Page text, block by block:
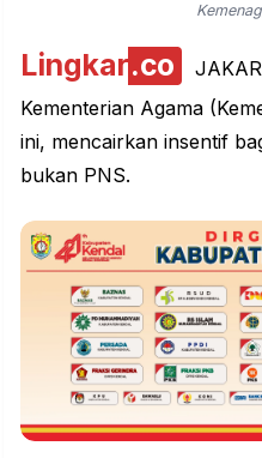
Lingkar.co
Kementerian Agama (
ini, mencairkan insentif
bukan PNS.